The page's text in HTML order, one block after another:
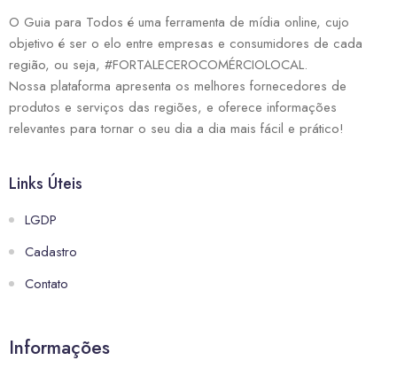
O Guia para Todos é uma ferramenta de mídia online, cujo
objetivo é ser o elo entre empresas e consumidores de cada
região, ou seja, #FORTALECEROCOMÉRCIOLOCAL.
Nossa plataforma apresenta os melhores fornecedores de
produtos e serviços das regiões, e oferece informações
relevantes para tornar o seu dia a dia mais fácil e prático!
Links Úteis
LGDP
Cadastro
Contato
Informações